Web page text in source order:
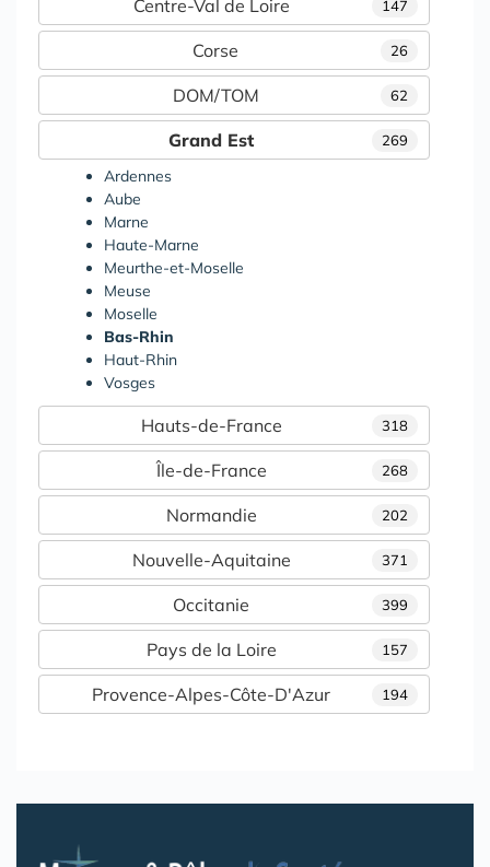
147
Centre-Val de Loire
26
Corse
62
DOM/TOM
269
Grand Est
Ardennes
Aube
Marne
Haute-Marne
Meurthe-et-Moselle
Meuse
Moselle
Bas-Rhin
Haut-Rhin
Vosges
318
Hauts-de-France
268
Île-de-France
202
Normandie
371
Nouvelle-Aquitaine
399
Occitanie
157
Pays de la Loire
194
Provence-Alpes-Côte-D'Azur